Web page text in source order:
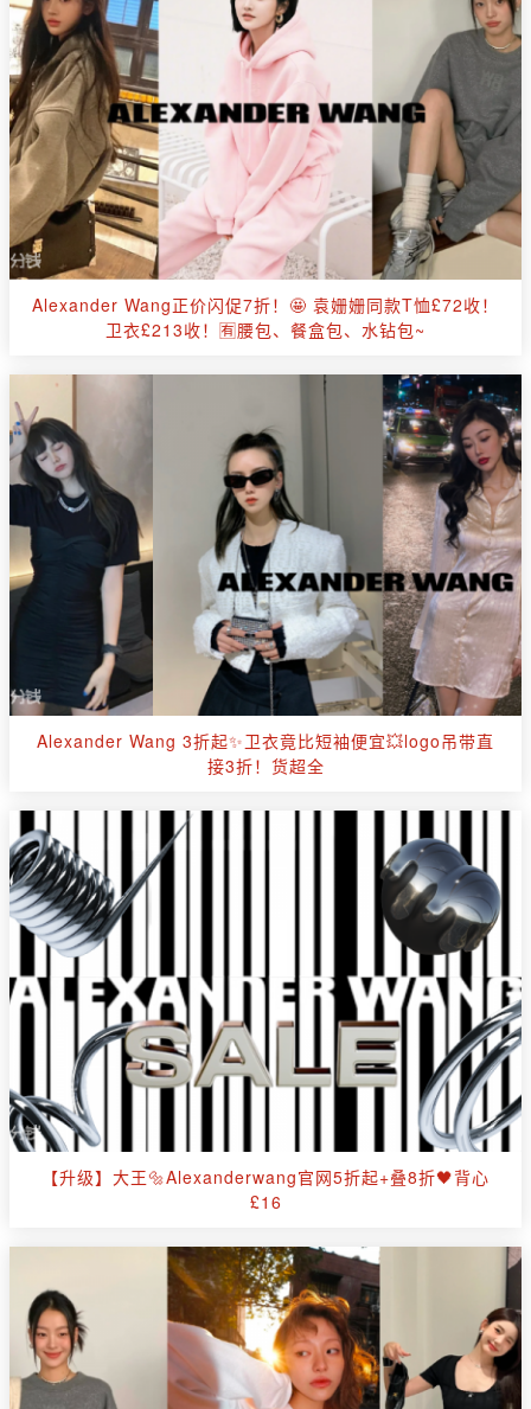
Alexander Wang正价闪促7折！🤩 袁姗姗同款T恤£72收！
卫衣£213收！🈶腰包、餐盒包、水钻包~
Alexander Wang 3折起✨卫衣竟比短袖便宜💥logo吊带直
接3折！货超全
【升级】大王🔩Alexanderwang官网5折起+叠8折🖤背心
£16